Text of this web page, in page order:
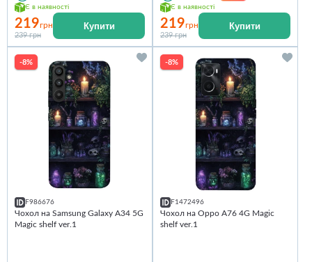
Є в наявності
219грн
239 грн
Купити
Є в наявності
219грн
239 грн
Купити
-8%
F986676
Чохол на Samsung Galaxy A34 5G
Magic shelf ver.1
-8%
F1472496
Чохол на Oppo A76 4G Magic
shelf ver.1